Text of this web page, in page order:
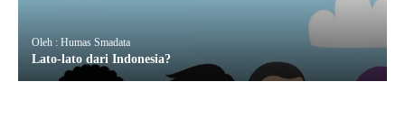
Oleh : Humas Smadata
Lato-lato dari Indonesia?